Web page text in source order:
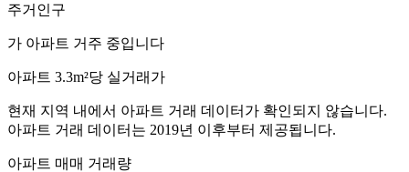
주거인구
가 아파트 거주 중입니다
아파트 3.3m²당 실거래가
현재 지역 내에서 아파트 거래 데이터가 확인되지 않습니다.
아파트 거래 데이터는 2019년 이후부터 제공됩니다.
아파트 매매 거래량